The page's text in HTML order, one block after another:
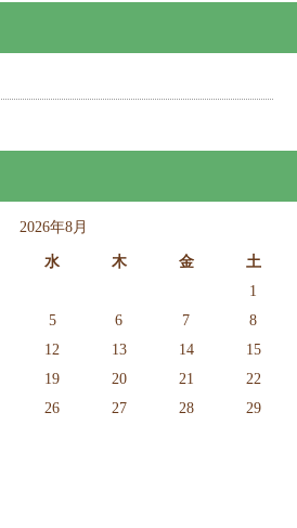
2026年8月
水 木 金 土
1
5 6 7
8
12 13 14
15
19 20 21
22
26 27 28
29